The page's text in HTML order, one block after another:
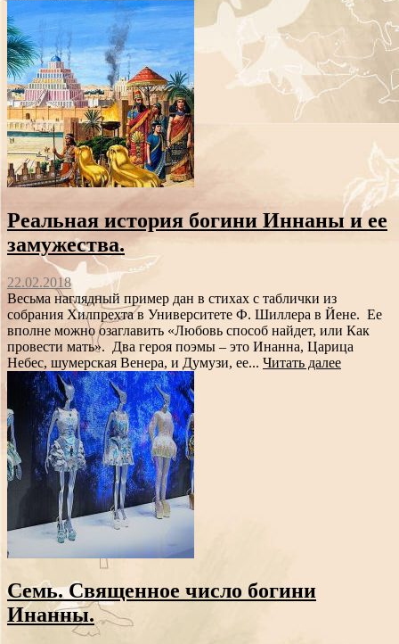
Реальная история богини Иннаны и ее
замужества.
22.02.2018
Весьма наглядный пример дан в стихах с таблички из
собрания Хилпрехта в Университете Ф. Шиллера в Йене. Ее
вполне можно озаглавить «Любовь способ найдет, или Как
провести мать». Два героя поэмы – это Инанна, Царица
Небес, шумерская Венера, и Думузи, ее... Читать далее
Семь. Священное число богини
Инанны.